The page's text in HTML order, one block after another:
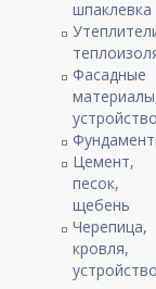
шпаклевка
Фасадные
устройство
Цемент,
песок,
щебень
Черепица,
кровля,
устройство